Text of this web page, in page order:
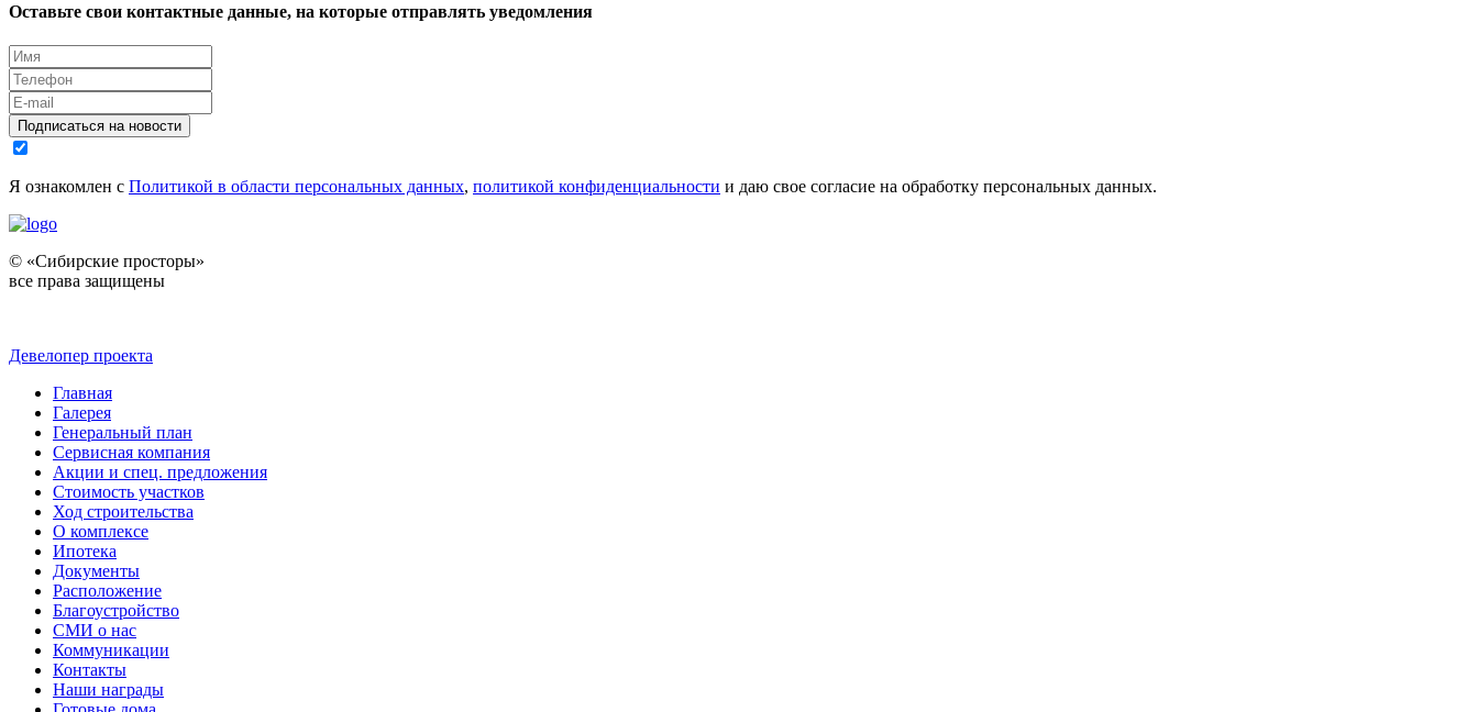
Оставьте свои контактные данные, на которые отправлять уведомления
Подписаться на новости
Я ознакомлен с Политикой в области персональных данных, политикой конфиденциальности и даю свое согласие на обработку персональных данных.
© «Сибирские просторы»
все права защищены
Девелопер проекта
Главная
Галерея
Генеральный план
Сервисная компания
Акции и спец. предложения
Стоимость участков
Ход строительства
О комплексе
Ипотека
Документы
Расположение
Благоустройство
СМИ о нас
Коммуникации
Контакты
Наши награды